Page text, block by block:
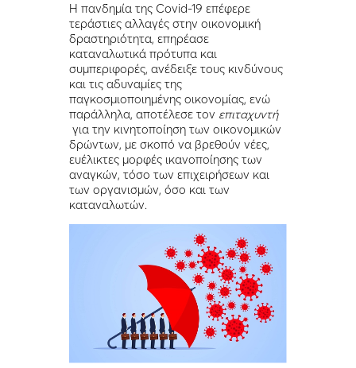
Η πανδημία της Covid-19 επέφερε
τεράστιες αλλαγές στην οικονομική
δραστηριότητα, επηρέασε
καταναλωτικά πρότυπα και
συμπεριφορές, ανέδειξε τους κινδύνους
και τις αδυναμίες της
παγκοσμιοποιημένης οικονομίας, ενώ
παράλληλα, αποτέλεσε τον επιταχυντή
για την κινητοποίηση των οικονομικών
δρώντων, με σκοπό να βρεθούν νέες,
ευέλικτες μορφές ικανοποίησης των
αναγκών, τόσο των επιχειρήσεων και
των οργανισμών, όσο και των
καταναλωτών.